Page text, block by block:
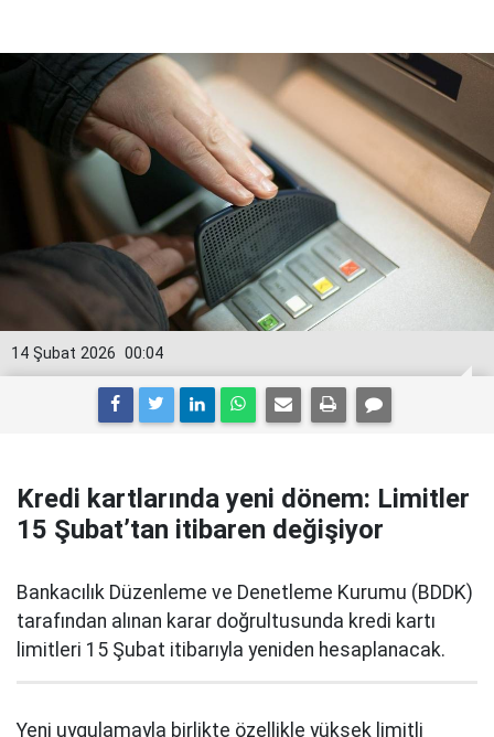
00:04
14 Şubat 2026
Kredi kartlarında yeni dönem: Limitler
15 Şubat’tan itibaren değişiyor
Bankacılık Düzenleme ve Denetleme Kurumu (BDDK)
tarafından alınan karar doğrultusunda kredi kartı
limitleri 15 Şubat itibarıyla yeniden hesaplanacak.
Yeni uygulamayla birlikte özellikle yüksek limitli